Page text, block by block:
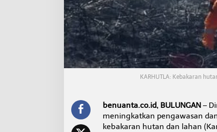
r
a
P
e
r
e
t
t
t
r
o
KARHUTLA: Kebakaran
benuanta.co.id, BULUNGAN–
meningkatkan pengawasan
kebakaran hutan dan lahan